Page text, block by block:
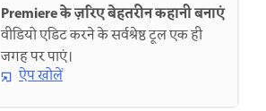
Premiere के ज़रिए बेहतरीन कहानी बनाएं
वीडियो एडिट करने के सर्वश्रेष्ठ टूल एक ही
जगह पर पाएं।
ऐप खोलें